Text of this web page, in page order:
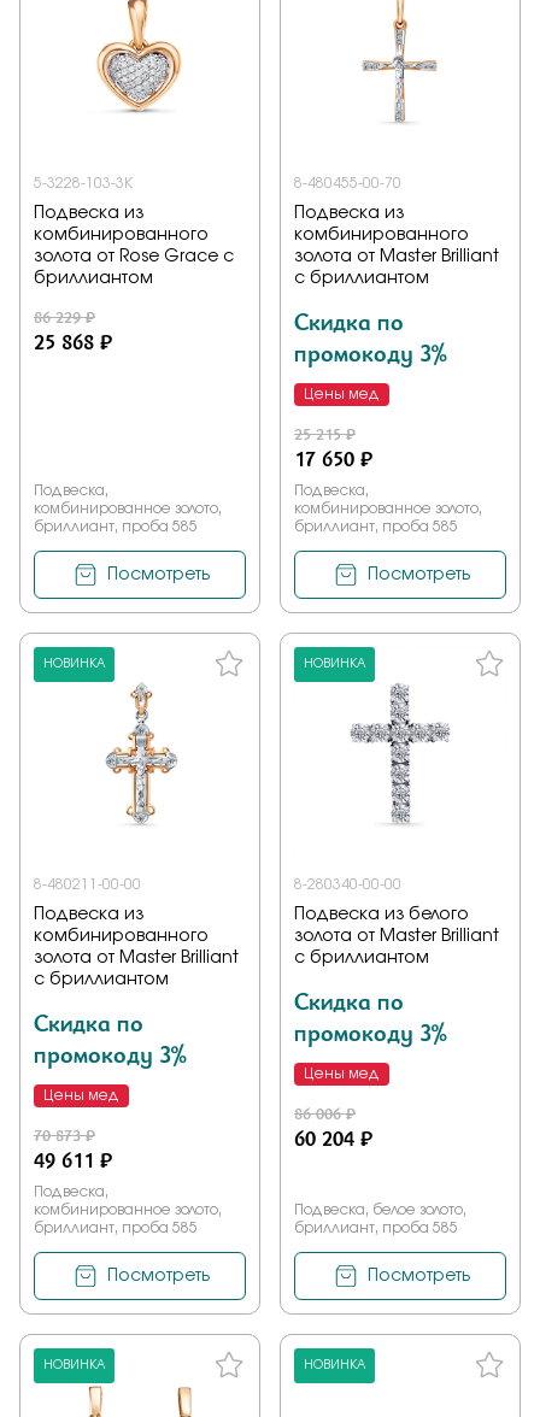
5-3228-103-3К
Подвеска из
комбинированного
золота от Rose Grace с
бриллиантом
86 229 ₽
25 868 ₽
Подвеска,
комбинированное золото,
бриллиант, проба 585
Посмотреть
8-480455-00-70
Подвеска из
комбинированного
золота от Master Brilliant
с бриллиантом
Скидка по
промокоду 3%
Цены мед
25 215 ₽
17 650 ₽
Подвеска,
комбинированное золото,
бриллиант, проба 585
Посмотреть
НОВИНКА
8-480211-00-00
Подвеска из
комбинированного
золота от Master Brilliant
с бриллиантом
Скидка по
промокоду 3%
Цены мед
70 873 ₽
49 611 ₽
Подвеска,
комбинированное золото,
бриллиант, проба 585
Посмотреть
НОВИНКА
8-280340-00-00
Подвеска из белого
золота от Master Brilliant
с бриллиантом
Скидка по
промокоду 3%
Цены мед
86 006 ₽
60 204 ₽
Подвеска, белое золото,
бриллиант, проба 585
Посмотреть
НОВИНКА НОВИНКА